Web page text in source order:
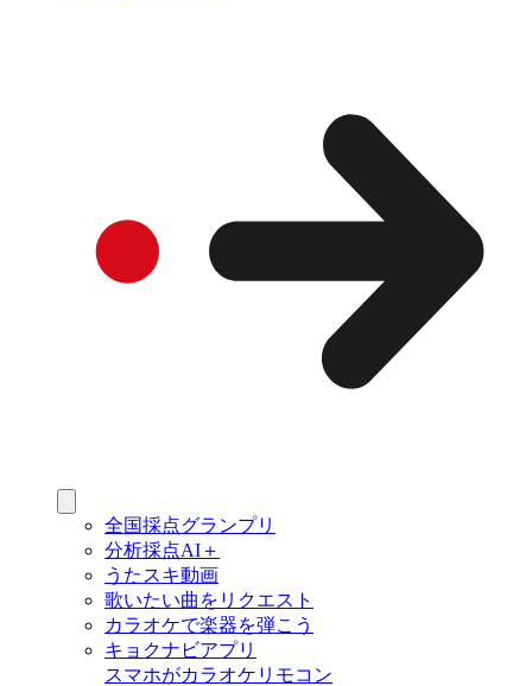
全国採点グランプリ
分析採点AI＋
うたスキ動画
歌いたい曲をリクエスト
カラオケで楽器を弾こう
キョクナビアプリ
スマホがカラオケリモコン